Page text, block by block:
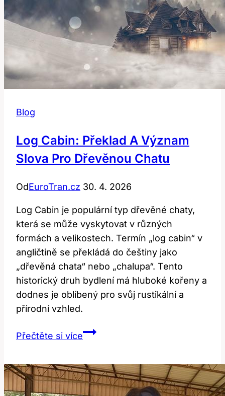
Blog
Log Cabin: Překlad A Význam
Slova Pro Dřevěnou Chatu
OdEuroTran.cz 30. 4. 2026
Log Cabin je populární typ dřevěné chaty,
která se může vyskytovat v různých
formách a velikostech. Termín „log cabin“ v
angličtině se překládá do češtiny jako
„dřevěná chata“ nebo „chalupa“. Tento
historický druh bydlení má hluboké kořeny a
dodnes je oblíbený pro svůj rustikální a
přírodní vzhled.
Přečtěte si víceLog
a
Význam